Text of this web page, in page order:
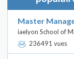
Master
iaelyon School of
236491 vues